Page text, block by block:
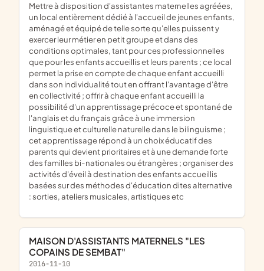
mettre à disposition d'assistantes maternelles agréées,
un local entièrement dédié à l'accueil de jeunes enfants,
aménagé et équipé de telle sorte qu'elles puissent y
exercer leur métier en petit groupe et dans des
conditions optimales, tant pour ces professionnelles
que pour les enfants accueillis et leurs parents ; ce local
permet la prise en compte de chaque enfant accueilli
dans son individualité tout en offrant l'avantage d'être
en collectivité ; offrir à chaque enfant accueilli la
possibilité d'un apprentissage précoce et spontané de
l'anglais et du français grâce à une immersion
linguistique et culturelle naturelle dans le bilinguisme ;
cet apprentissage répond à un choix éducatif des
parents qui devient prioritaires et à une demande forte
des familles bi-nationales ou étrangères ; organiser des
activités d'éveil à destination des enfants accueillis
basées sur des méthodes d'éducation dites alternative
: sorties, ateliers musicales, artistiques etc
MAISON D'ASSISTANTS MATERNELS "LES
COPAINS DE SEMBAT"
2016-11-10